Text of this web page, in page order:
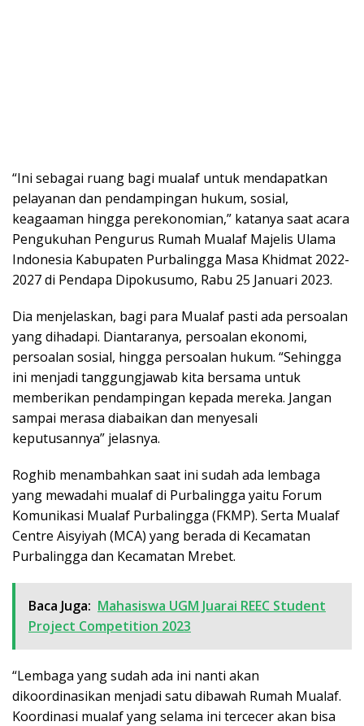
“Ini sebagai ruang bagi mualaf untuk mendapatkan
pelayanan dan pendampingan hukum, sosial,
keagaaman hingga perekonomian,” katanya saat acara
Pengukuhan Pengurus Rumah Mualaf Majelis Ulama
Indonesia Kabupaten Purbalingga Masa Khidmat 2022-
2027 di Pendapa Dipokusumo, Rabu 25 Januari 2023.
Dia menjelaskan, bagi para Mualaf pasti ada persoalan
yang dihadapi. Diantaranya, persoalan ekonomi,
persoalan sosial, hingga persoalan hukum. “Sehingga
ini menjadi tanggungjawab kita bersama untuk
memberikan pendampingan kepada mereka. Jangan
sampai merasa diabaikan dan menyesali
keputusannya” jelasnya.
Roghib menambahkan saat ini sudah ada lembaga
yang mewadahi mualaf di Purbalingga yaitu Forum
Komunikasi Mualaf Purbalingga (FKMP). Serta Mualaf
Centre Aisyiyah (MCA) yang berada di Kecamatan
Purbalingga dan Kecamatan Mrebet.
Baca Juga: Mahasiswa UGM Juarai REEC Student
Project Competition 2023
“Lembaga yang sudah ada ini nanti akan
dikoordinasikan menjadi satu dibawah Rumah Mualaf.
Koordinasi mualaf yang selama ini tercecer akan bisa